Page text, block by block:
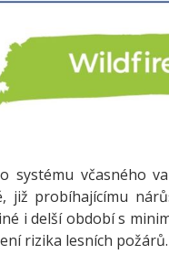
systému včasného
již probíhajícímu
i delší období s
rizika lesních požárů.